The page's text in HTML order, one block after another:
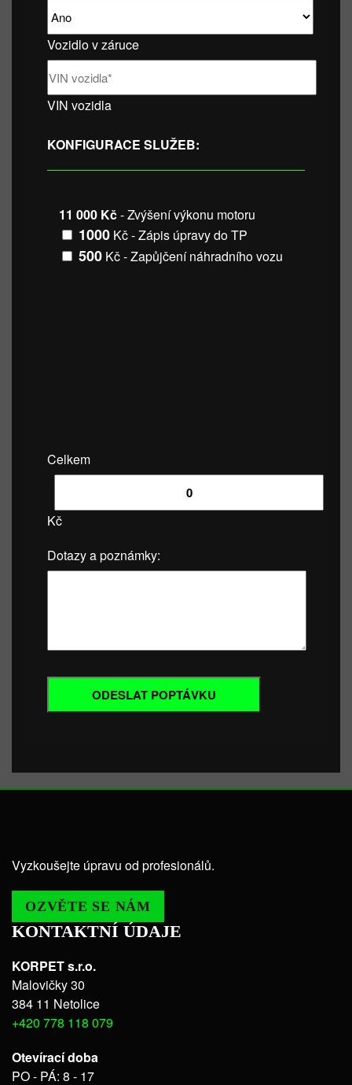
Vozidlo v záruce
VIN vozidla
KONFIGURACE SLUŽEB:
11 000 Kč- Zvýšení výkonu motoru
1000 Kč - Zápis úpravy do TP
500 Kč - Zapůjčení náhradního vozu
Celkem
Kč
Dotazy a poznámky:
Vyzkoušejte úpravu od profesionálů.
OZVĚTE SE NÁM
KONTAKTNÍ ÚDAJE
KORPET s.r.o.
Malovičky 30
384 11 Netolice
+420 778 118 079
Otevírací doba
PO - PÁ: 8 - 17